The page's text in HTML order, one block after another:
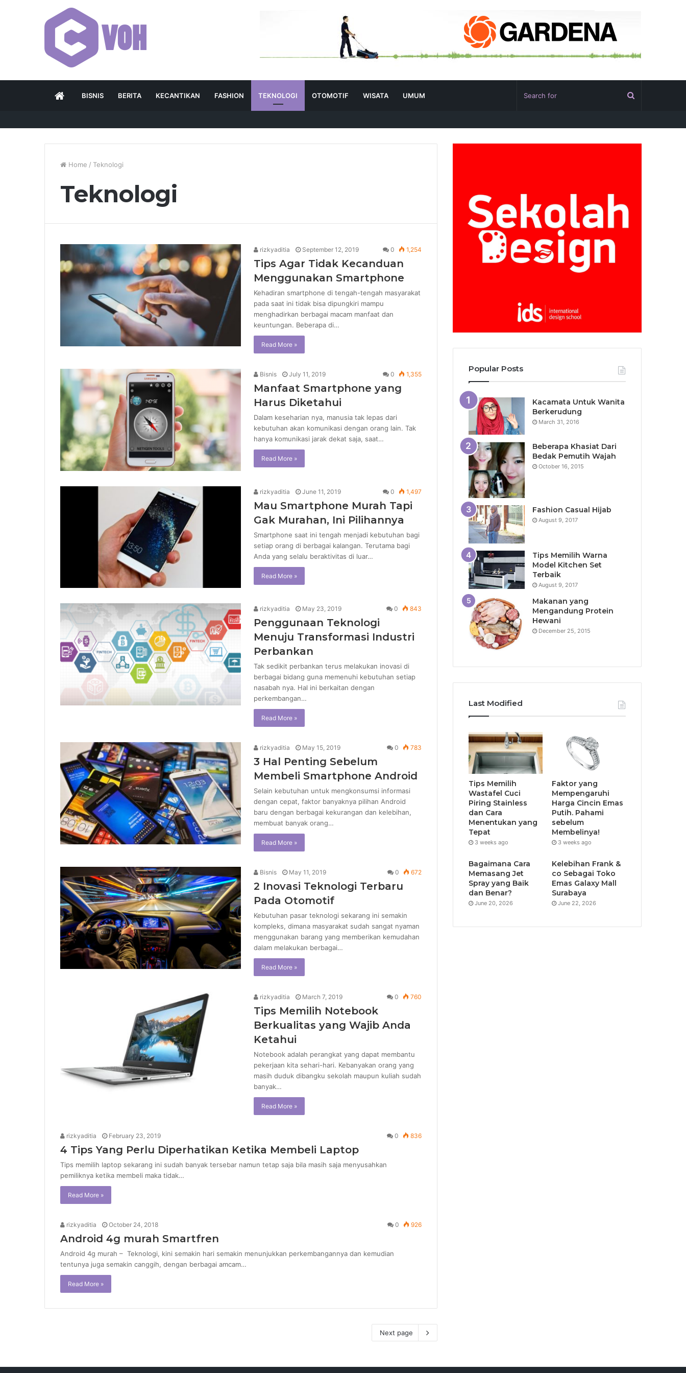
HOMEBISNIS BERITA KECANTIKAN FASHION TEKNOLOGI OTOMOTIF WISATA UMUM
Home / Teknologi
Teknologi
rizkyaditia September 12, 2019 0 1,254
Tips Agar Tidak Kecanduan
Menggunakan Smartphone
Kehadiran smartphone di tengah-tengah masyarakat
pada saat ini tidak bisa dipungkiri mampu
menghadirkan berbagai macam manfaat dan
keuntungan. Beberapa di…
Read More »
Bisnis July 11, 2019 0 1,355
Manfaat Smartphone yang
Harus Diketahui
Dalam keseharian nya, manusia tak lepas dari
kebutuhan akan komunikasi dengan orang lain. Tak
hanya komunikasi jarak dekat saja, saat…
Read More »
rizkyaditia June 11, 2019 0 1,497
Mau Smartphone Murah Tapi
Gak Murahan, Ini Pilihannya
Smartphone saat ini tengah menjadi kebutuhan bagi
setiap orang di berbagai kalangan. Terutama bagi
Anda yang selalu beraktivitas di luar…
Read More »
rizkyaditia May 23, 2019 0 843
Penggunaan Teknologi
Menuju Transformasi Industri
Perbankan
Tak sedikit perbankan terus melakukan inovasi di
berbagai bidang guna memenuhi kebutuhan setiap
nasabah nya. Hal ini berkaitan dengan
perkembangan…
Read More »
rizkyaditia May 15, 2019 0 783
3 Hal Penting Sebelum
Membeli Smartphone Android
Selain kebutuhan untuk mengkonsumsi informasi
dengan cepat, faktor banyaknya pilihan Android
baru dengan berbagai kekurangan dan kelebihan,
membuat banyak orang…
Read More »
Bisnis May 11, 2019 0 672
2 Inovasi Teknologi Terbaru
Pada Otomotif
Kebutuhan pasar teknologi sekarang ini semakin
kompleks, dimana masyarakat sudah sangat nyaman
menggunakan barang yang memberikan kemudahan
dalam melakukan berbagai…
Read More »
rizkyaditia March 7, 2019 0 760
Tips Memilih Notebook
Berkualitas yang Wajib Anda
Ketahui
Notebook adalah perangkat yang dapat membantu
pekerjaan kita sehari-hari. Kebanyakan orang yang
masih duduk dibangku sekolah maupun kuliah sudah
banyak…
Read More »
rizkyaditia February 23, 2019 0 836
4 Tips Yang Perlu Diperhatikan Ketika Membeli Laptop
Tips memilih laptop sekarang ini sudah banyak tersebar namun tetap saja bila masih saja menyusahkan
pemiliknya ketika membeli maka tidak…
Read More »
rizkyaditia October 24, 2018 0 926
Android 4g murah Smartfren
Android 4g murah – Teknologi, kini semakin hari semakin menunjukkan perkembangannya dan kemudian
tentunya juga semakin canggih, dengan berbagai amcam…
Read More »
Next page
Popular Posts
Kacamata Untuk Wanita
Berkerudung
March 31, 2016
Beberapa Khasiat Dari
Bedak Pemutih Wajah
October 16, 2015
Fashion Casual Hijab
August 9, 2017
Tips Memilih Warna
Model Kitchen Set
Terbaik
August 9, 2017
Makanan yang
Mengandung Protein
Hewani
December 25, 2015
Last Modified
Tips Memilih
Wastafel Cuci
Piring Stainless
dan Cara
Menentukan yang
Tepat
3 weeks ago
Faktor yang
Mempengaruhi
Harga Cincin Emas
Putih. Pahami
sebelum
Membelinya!
3 weeks ago
Bagaimana Cara
Memasang Jet
Spray yang Baik
dan Benar?
June 20, 2026
Kelebihan Frank &
co Sebagai Toko
Emas Galaxy Mall
Surabaya
June 22, 2026